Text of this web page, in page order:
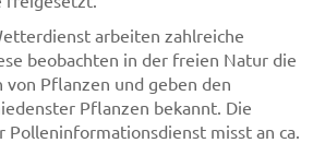
arbeiten zahlreiche
beobachten in der freien Natur die
von Pflanzen und geben den
Pflanzen bekannt. Die
Polleninformationsdienst misst an ca.